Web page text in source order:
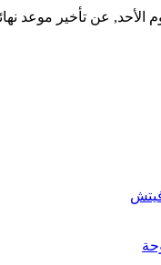
الأحد, عن تأخير موعد